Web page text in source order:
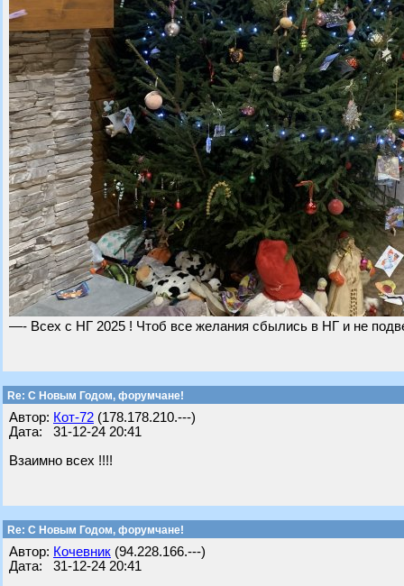
—- Всех с НГ 2025 ! Чтоб все желания сбылись в НГ и не
Re: С Новым Годом, форумчане!
Автор: Кот-72 (178.178.210.---)
Дата: 31-12-24 20:41
Взаимно всех !!!!
Re: С Новым Годом, форумчане!
Автор: Кочевник (94.228.166.---)
Дата: 31-12-24 20:41